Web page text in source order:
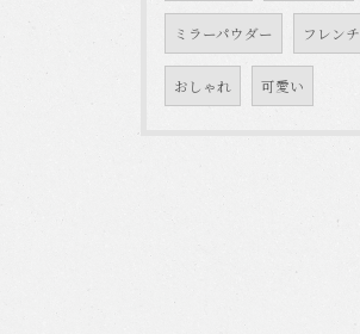
ミラーパウダー フレンチ
おしゃれ 可愛い